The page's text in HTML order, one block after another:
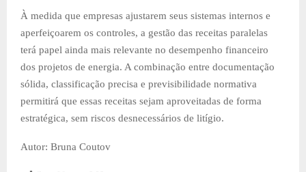
À medida que empresas ajustarem seus sistemas internos e
aperfeiçoarem os controles, a gestão das receitas paralelas
terá papel ainda mais relevante no desempenho financeiro
dos projetos de energia. A combinação entre documentação
sólida, classificação precisa e previsibilidade normativa
permitirá que essas receitas sejam aproveitadas de forma
estratégica, sem riscos desnecessários de litígio.
Autor: Bruna Coutov